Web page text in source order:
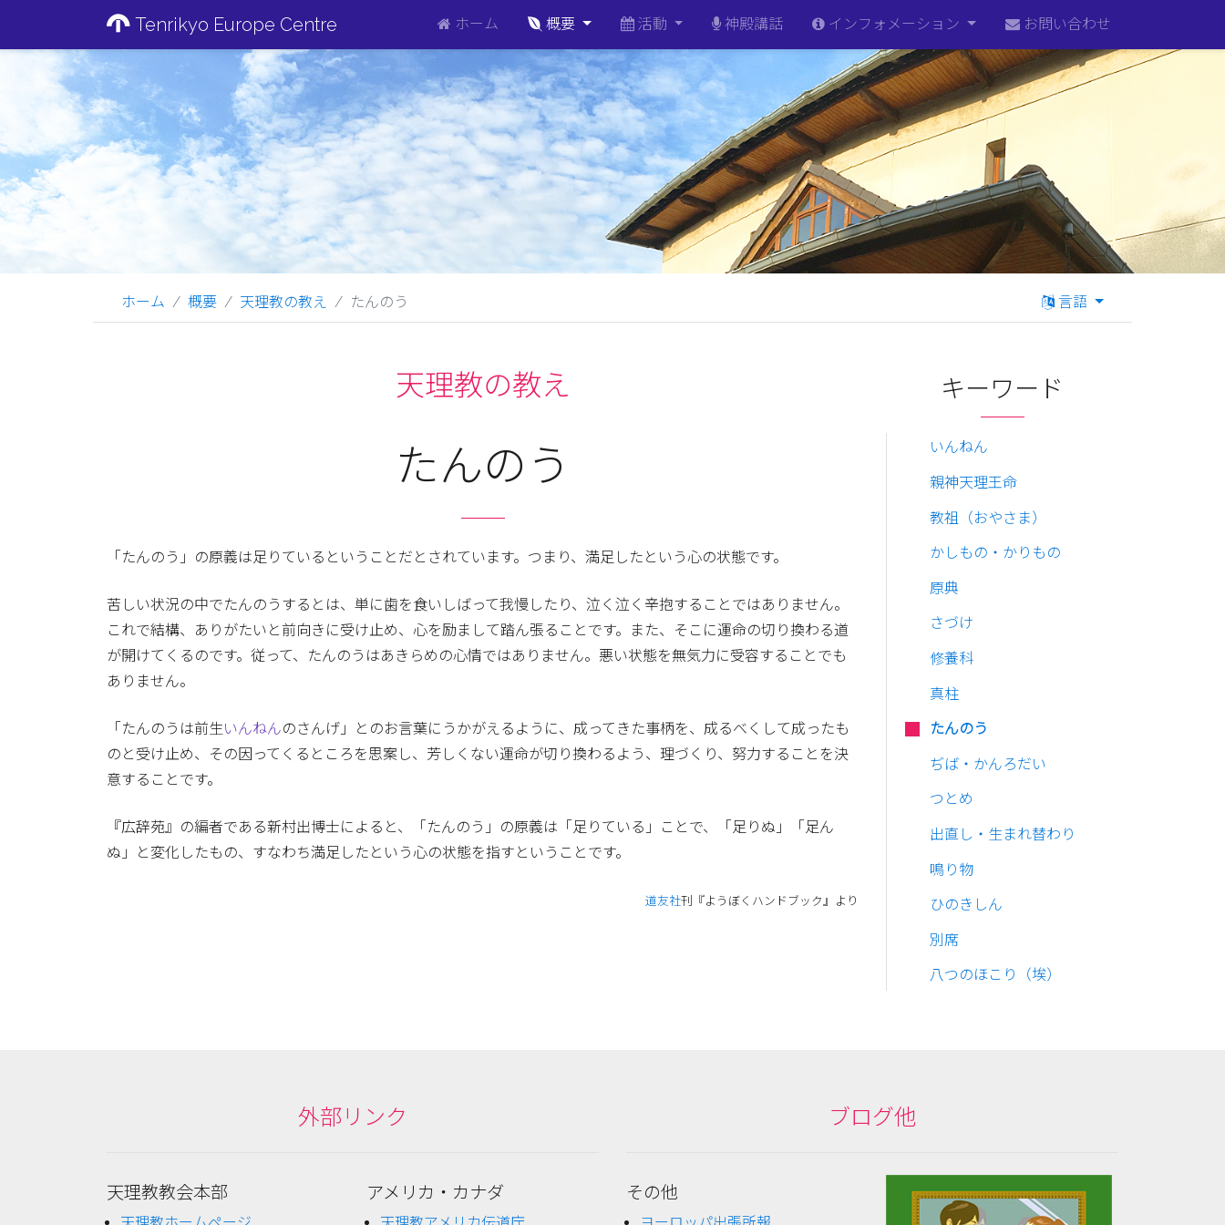
Tenrikyo Europe Centre ホーム 概要 活動 神殿講話 インフォメーション お問い合わせ
言語
ホーム 概要 天理教の教え たんのう
天理教の教え
たんのう
「たんのう」の原義は足りているということだとされています。つまり、満足したという心の状態です。
苦しい状況の中でたんのうするとは、単に歯を食いしばって我慢したり、泣く泣く辛抱することではありません。
これで結構、ありがたいと前向きに受け止め、心を励まして踏ん張ることです。また、そこに運命の切り換わる道
が開けてくるのです。従って、たんのうはあきらめの心情ではありません。悪い状態を無気力に受容することでも
ありません。
「たんのうは前生いんねんのさんげ」とのお言葉にうかがえるように、成ってきた事柄を、成るべくして成ったも
のと受け止め、その因ってくるところを思案し、芳しくない運命が切り換わるよう、理づくり、努力することを決
意することです。
『広辞苑』の編者である新村出博士によると、「たんのう」の原義は「足りている」ことで、「足りぬ」「足ん
ぬ」と変化したもの、すなわち満足したという心の状態を指すということです。
道友社刊『ようぼくハンドブック』より
キーワード
いんねん
親神天理王命
教祖（おやさま）
かしもの・かりもの
原典
さづけ
修養科
真柱
たんのう
ぢば・かんろだい
つとめ
出直し・生まれ替わり
鳴り物
ひのきしん
別席
八つのほこり（埃）
外部リンク
天理教教会本部 アメリカ・カナダ
ブログ他
その他